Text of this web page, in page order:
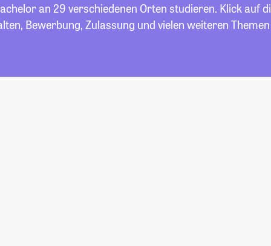
an 29 verschiedenen Orten studieren. Klick auf
Bewerbung, Zulassung und vielen weiteren